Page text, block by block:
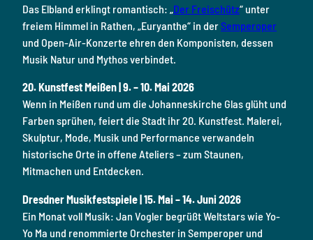
Das Elbland erklingt romantisch: „Der Freischütz“ unter
freiem Himmel in Rathen, „Euryanthe“ in derSemperoper
und Open-Air-Konzerte ehren den Komponisten, dessen
Musik Natur und Mythos verbindet.
20. Kunstfest Meißen | 9. – 10. Mai 2026
Wenn in Meißen rund um die Johanneskirche Glas glüht und
Farben sprühen, feiert die Stadt ihr 20. Kunstfest. Malerei,
Skulptur, Mode, Musik und Performance verwandeln
historische Orte in offene Ateliers – zum Staunen,
Mitmachen und Entdecken.
Dresdner Musikfestspiele| 15. Mai – 14. Juni 2026
Ein Monat voll Musik: Jan Vogler begrüßt Weltstars wie Yo-
Yo Ma und renommierte Orchester in Semperoper und